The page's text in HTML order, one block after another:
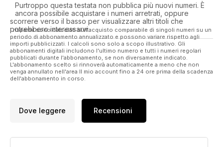
Purtroppo questa testata non pubblica più nuovi numeri. È
ancora possibile acquistare i numeri arretrati, oppure
scorrere verso il basso per visualizzare altri titoli che
potrebbero interessarvi.
I risparmi sono calcolati sull'acquisto comparabile di singoli numeri su un
periodo di abbonamento annualizzato e possono variare rispetto agli
importi pubblicizzati. I calcoli sono solo a scopo illustrativo. Gli
abbonamenti digitali includono l'ultimo numero e tutti i numeri regolari
pubblicati durante l'abbonamento, se non diversamente indicato.
L'abbonamento scelto si rinnoverà automaticamente a meno che non
venga annullato nell'area Il mio account fino a 24 ore prima della scadenza
dell'abbonamento in corso.
Dove leggere Recensioni